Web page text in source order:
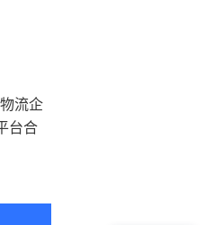
流企
台合